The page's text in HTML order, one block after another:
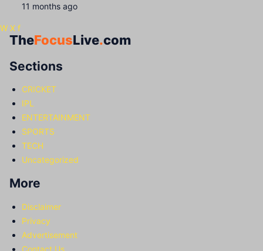
11 months ago
W X f
TheFocusLive.com
Sections
CRICKET
IPL
ENTERTAINMENT
SPORTS
TECH
Uncategorized
More
Disclaimer
Privacy
Advertisement
Contact Us